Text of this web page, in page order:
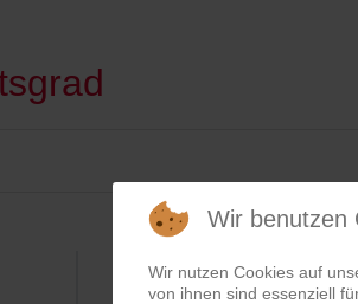
Wir benutzen
Wir nutzen Cookies auf
von ihnen sind essenziell